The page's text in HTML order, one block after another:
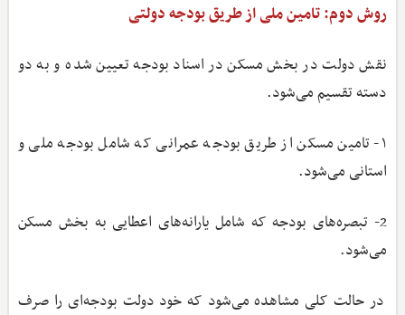
روش دوم: تامین ملی از طریق بودجه دولتی
نقش دولت در بخش مسکن در اسناد بودجه تعیین شده و به دو
دسته تقسیم می‌شود.
۱- تامین مسکن از طریق بودجه عمرانی که شامل بودجه ملی و
استانی می‌شود.
2- تبصره‌های بودجه که شامل یارانه‌های اعطایی به بخش مسکن
می‌شود.
در حالت کلی مشاهده می‌شود که خود دولت بودجه‌ای را صرف